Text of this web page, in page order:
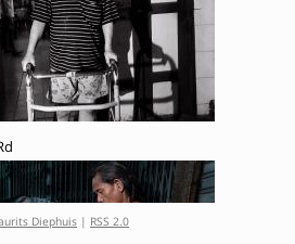
Diephuis | RSS 2.0